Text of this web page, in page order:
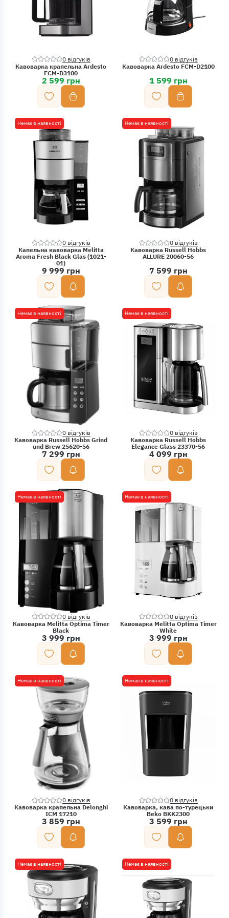
0 відгуків
Кавоварка крапельна Ardesto
FCM-D3100
2 599 грн
0 відгуків
Кавоварка Ardesto FCM-D2100
1 599 грн
Немає в наявності
0 відгуків
Капельна кавоварка Melitta
Aroma Fresh Black Glas (1021-
01)
9 999 грн
Немає в наявності
0 відгуків
Кавоварка Russell Hobbs
ALLURE 20060-56
7 599 грн
Немає в наявності
0 відгуків
Кавоварка Russell Hobbs Grind
und Brew 25620-56
7 299 грн
Немає в наявності
0 відгуків
Кавоварка Russell Hobbs
Elegance Glass 23370-56
4 099 грн
Немає в наявності
0 відгуків
Кавоварка Melitta Optima Timer
Black
3 999 грн
Немає в наявності
0 відгуків
Кавоварка Melitta Optima Timer
White
3 999 грн
Немає в наявності
0 відгуків
Кавоварка крапельна Delonghi
ICM 17210
3 859 грн
Немає в наявності
0 відгуків
Кавоварка, кава по-турецьки
Beko BKK2300
3 599 грн
Немає в наявності Немає в наявності